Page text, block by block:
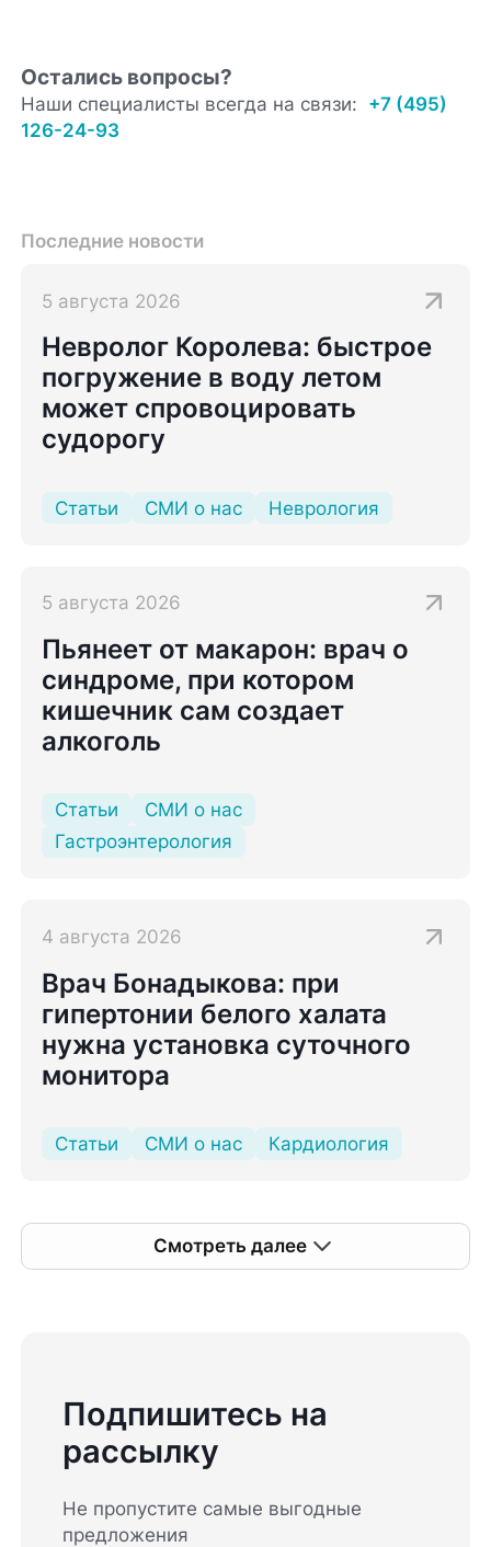
Остались вопросы?
Наши специалисты всегда на связи: +7 (495)
126-24-93
Последние новости
5 августа 2026
Невролог Королева: быстрое
погружение в воду летом
может спровоцировать
судорогу
Статьи СМИ о нас Неврология
5 августа 2026
Пьянеет от макарон: врач о
синдроме, при котором
кишечник сам создает
алкоголь
Статьи
СМИ о нас
Гастроэнтерология
4 августа 2026
Врач Бонадыкова: при
гипертонии белого халата
нужна установка суточного
монитора
Статьи СМИ о нас Кардиология
Смотреть далее
Подпишитесь на
рассылку
Не пропустите самые выгодные
предложения